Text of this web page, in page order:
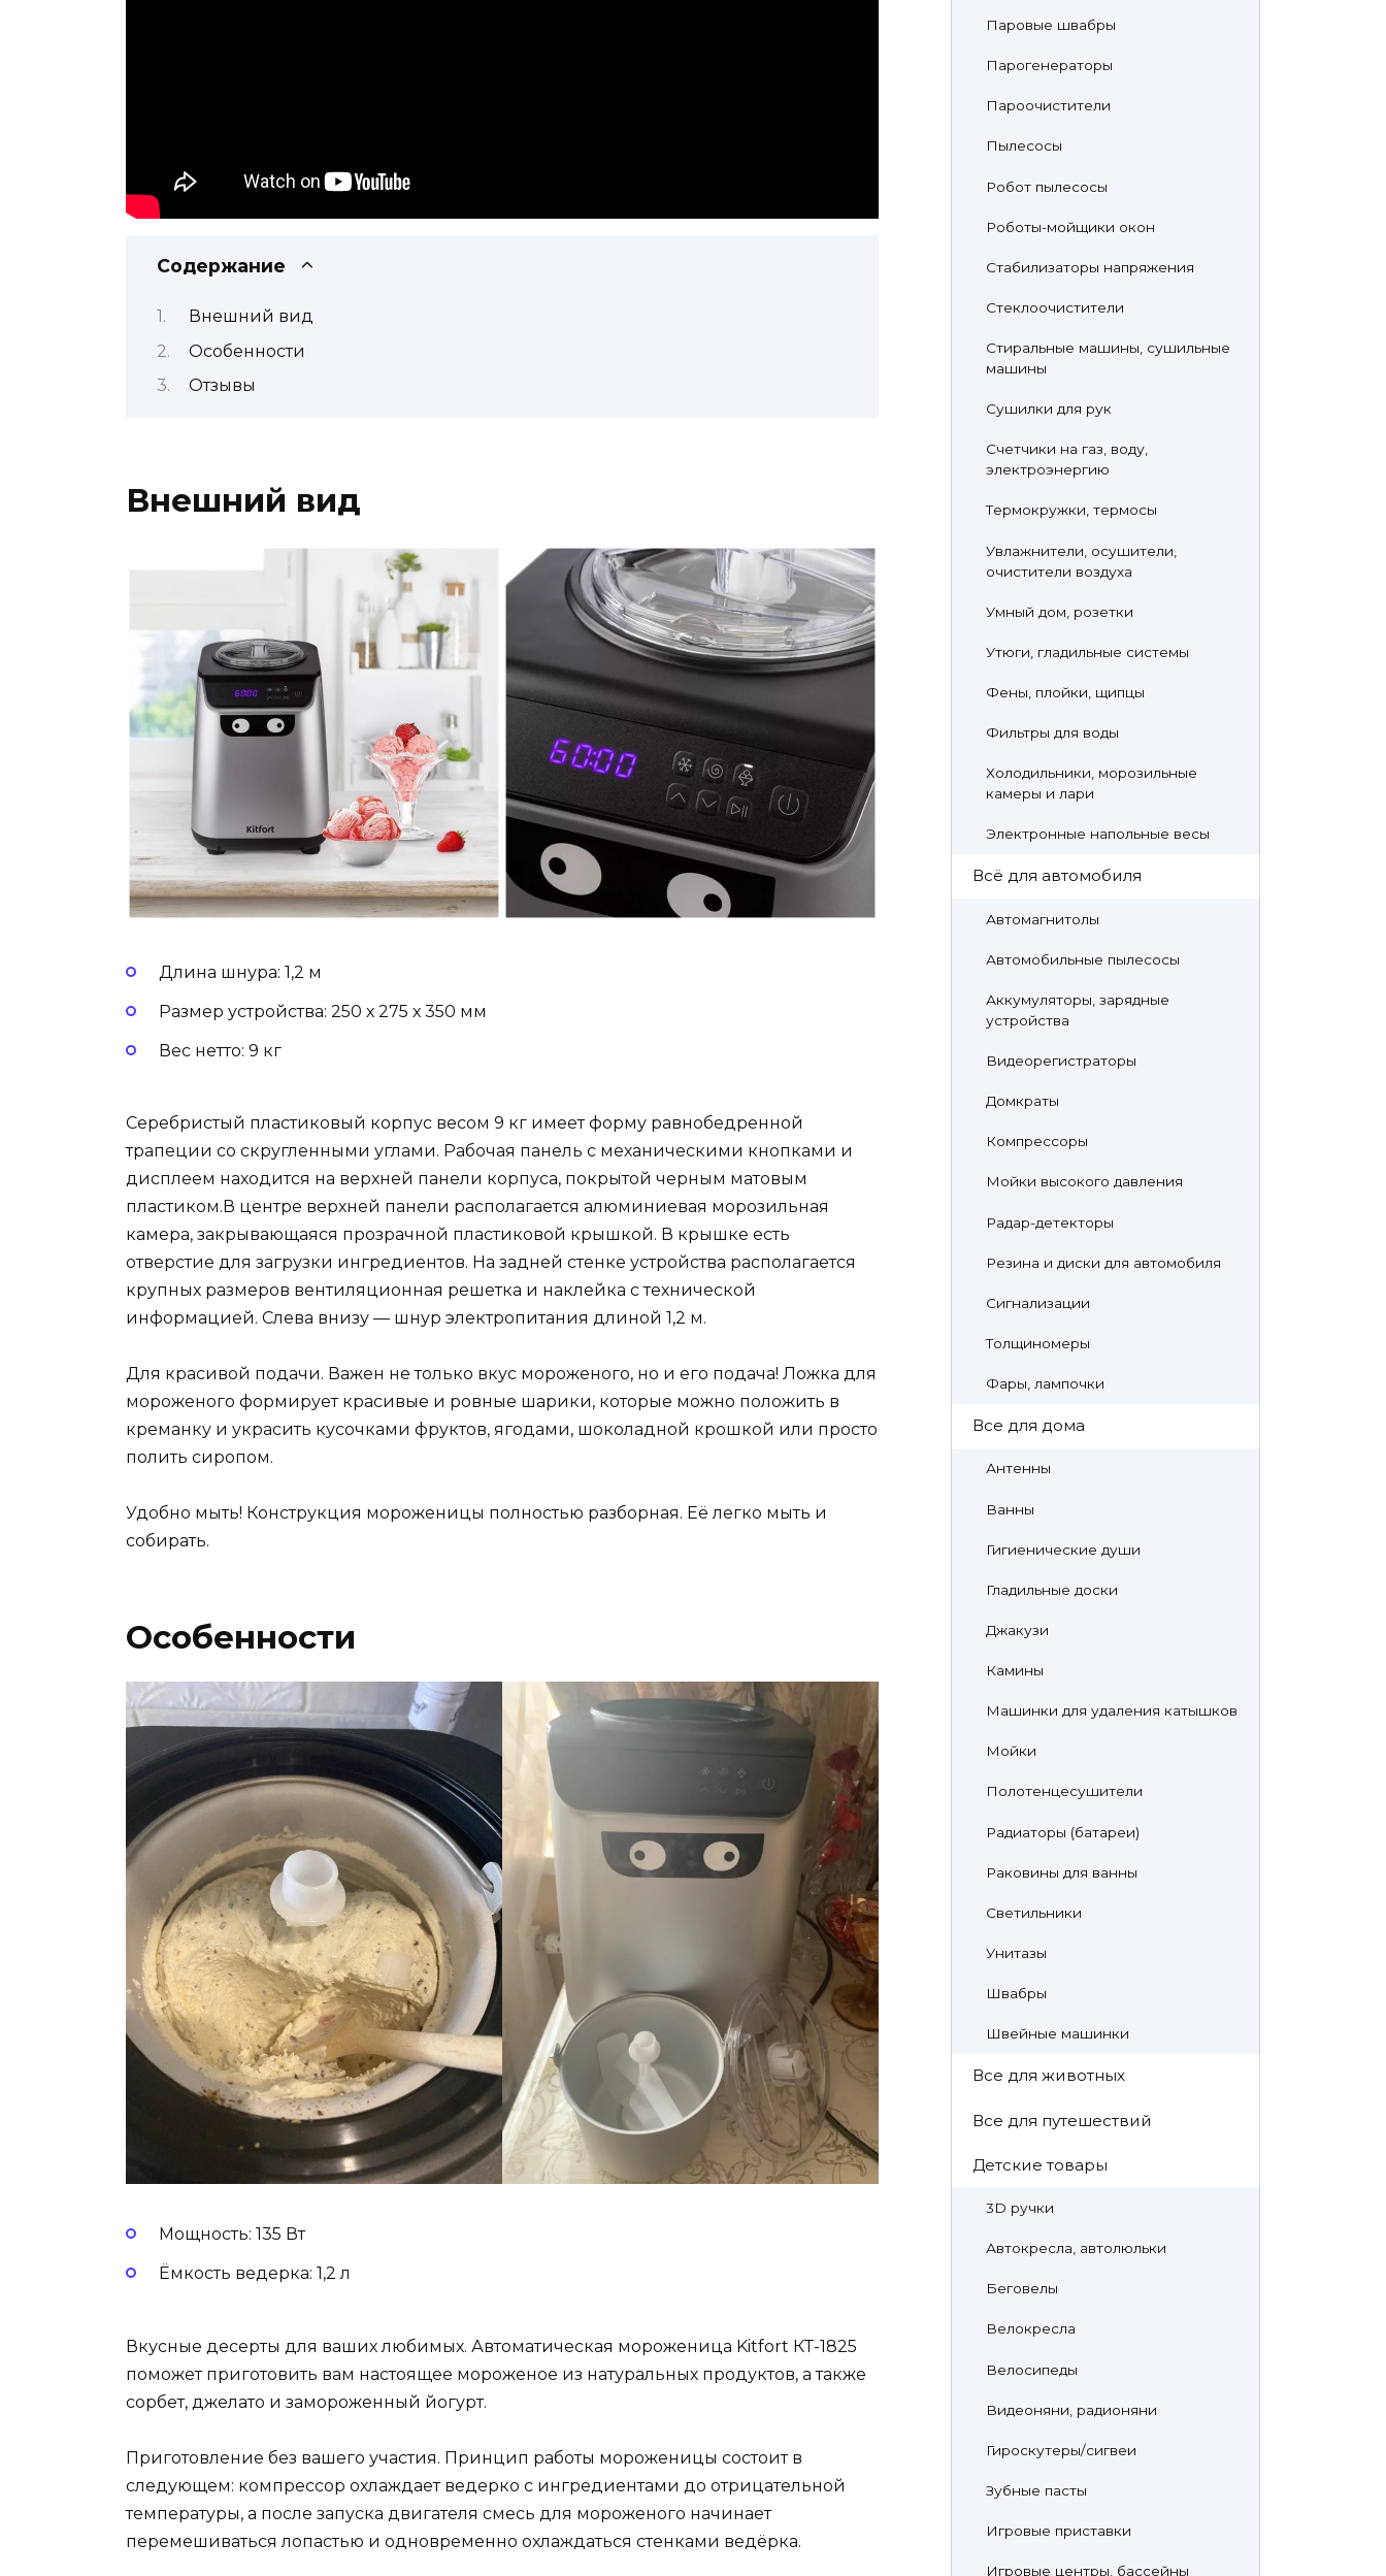
Содержание
Внешний вид
Особенности
Отзывы
Внешний вид
Длина шнура: 1,2 м
Размер устройства: 250 х 275 х 350 мм
Вес нетто: 9 кг
Серебристый пластиковый корпус весом 9 кг имеет форму равнобедренной
трапеции со скругленными углами. Рабочая панель с механическими кнопками и
дисплеем находится на верхней панели корпуса, покрытой черным матовым
пластиком.В центре верхней панели располагается алюминиевая морозильная
камера, закрывающаяся прозрачной пластиковой крышкой. В крышке есть
отверстие для загрузки ингредиентов. На задней стенке устройства располагается
крупных размеров вентиляционная решетка и наклейка с технической
информацией. Слева внизу — шнур электропитания длиной 1,2 м.
Для красивой подачи. Важен не только вкус мороженого, но и его подача! Ложка для
мороженого формирует красивые и ровные шарики, которые можно положить в
креманку и украсить кусочками фруктов, ягодами, шоколадной крошкой или просто
полить сиропом.
Удобно мыть! Конструкция мороженицы полностью разборная. Её легко мыть и
собирать.
Особенности
Мощность: 135 Вт
Ёмкость ведерка: 1,2 л
Вкусные десерты для ваших любимых. Автоматическая мороженица Kitfort КТ-1825
поможет приготовить вам настоящее мороженое из натуральных продуктов, а также
сорбет, джелато и замороженный йогурт.
Приготовление без вашего участия. Принцип работы мороженицы состоит в
следующем: компрессор охлаждает ведерко с ингредиентами до отрицательной
температуры, а после запуска двигателя смесь для мороженого начинает
перемешиваться лопастью и одновременно охлаждаться стенками ведёрка.
Паровые швабры
Парогенераторы
Пароочистители
Пылесосы
Робот пылесосы
Роботы-мойщики окон
Стабилизаторы напряжения
Стеклоочистители
Стиральные машины, сушильные
машины
Сушилки для рук
Счетчики на газ, воду,
электроэнергию
Термокружки, термосы
Увлажнители, осушители,
очистители воздуха
Умный дом, розетки
Утюги, гладильные системы
Фены, плойки, щипцы
Фильтры для воды
Холодильники, морозильные
камеры и лари
Электронные напольные весы
Всё для автомобиля
Автомагнитолы
Автомобильные пылесосы
Аккумуляторы, зарядные
устройства
Видеорегистраторы
Домкраты
Компрессоры
Мойки высокого давления
Радар-детекторы
Резина и диски для автомобиля
Сигнализации
Толщиномеры
Фары, лампочки
Все для дома
Антенны
Ванны
Гигиенические души
Гладильные доски
Джакузи
Камины
Машинки для удаления катышков
Мойки
Полотенцесушители
Радиаторы (батареи)
Раковины для ванны
Светильники
Унитазы
Швабры
Швейные машинки
Все для животных
Все для путешествий
Детские товары
3D ручки
Автокресла, автолюльки
Беговелы
Велокресла
Велосипеды
Видеоняни, радионяни
Гироскутеры/сигвеи
Зубные пасты
Игровые приставки
Игровые центры, бассейны